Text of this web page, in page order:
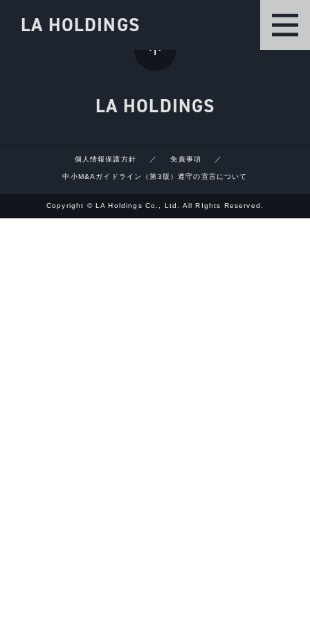
LA HOLDINGS
LA HOLDINGS
個人情報保護方針 免責事項
中小M&Aガイドライン（第3版）遵守の宣言について
Copyright © LA Holdings Co., Ltd. All RIghts Reserved.